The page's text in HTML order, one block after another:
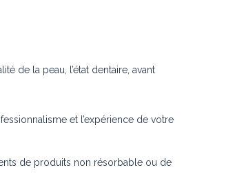
de la peau, l’état dentaire, avant
et l’expérience de votre
de produits non résorbable ou de